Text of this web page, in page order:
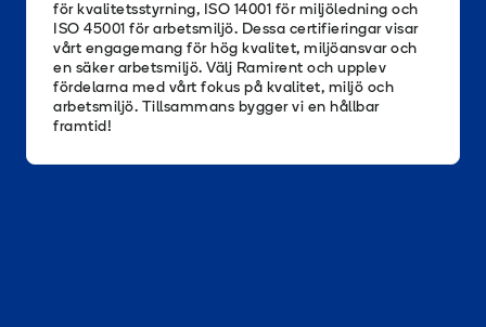
för kvalitetsstyrning, ISO 14001 för miljöledning och
ISO 45001 för arbetsmiljö. Dessa certifieringar visar
vårt engagemang för hög kvalitet, miljöansvar och
en säker arbetsmiljö. Välj Ramirent och upplev
fördelarna med vårt fokus på kvalitet, miljö och
arbetsmiljö. Tillsammans bygger vi en hållbar
framtid!